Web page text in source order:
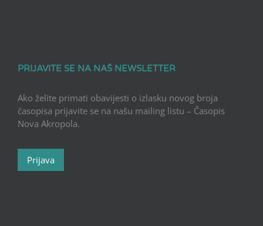
PRIJAVITE SE NA NAŠ NEWSLETTER
Ako želite primati obavijesti o izlasku novog broja
časopisa prijavite se na našu mailing listu – Časopis
Nova Akropola.
Prijava